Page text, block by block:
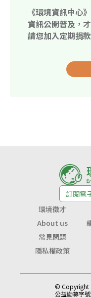
《環境資訊中心
資訊公開普及，
請您加入定期捐
訂閱電
環境徵才
About us
常見問題
隱私權政策
© Copyright
公益勸募字號